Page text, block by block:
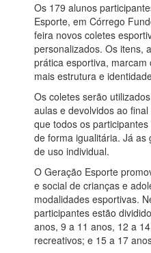
Os 179 alunos
Esporte, em Córrego
feira novos coletes
personalizados. Os itens,
prática esportiva,
mais estrutura e
Os coletes serão
aulas e devolvidos ao
que todos os
de forma igualitária. Já as
de uso individual.
O Geração Esporte
e social de crianças e
modalidades esportivas.
participantes estão
anos, 9 a 11 anos, 12 a
recreativos; e 15 a 17